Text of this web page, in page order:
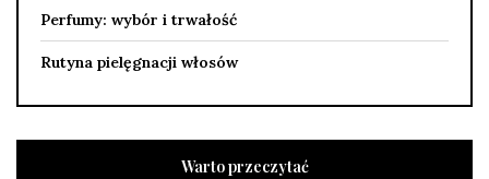
Perfumy: wybór i trwałość
Rutyna pielęgnacji włosów
Warto przeczytać